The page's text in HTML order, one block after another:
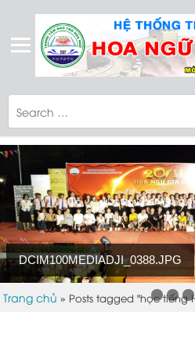
DCIM100MEDIADJI_0388.JPG
Trang chủ » Posts tagged "học tiếng